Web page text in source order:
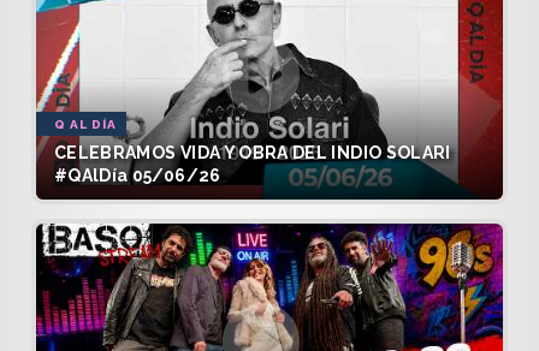
Q AL DÍA
CELEBRAMOS VIDA Y OBRA DEL INDIO SOLARI
#QAlDía 05/06/26